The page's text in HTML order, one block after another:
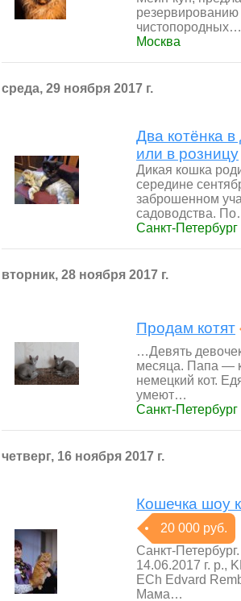
чистопородных…
Москва
среда, 29 ноября 2017 г.
Два котёнка
или в розницу
Дикая кошка
середине
заброшенном
садоводства.
Санкт-
вторник, 28 ноября 2017 г.
Продам котят
…Девять
месяца. Папа —
немецкий кот.
умеют…
Санкт-Петербург
четверг, 16 ноября 2017 г.
Кошечка шоу
20 000 руб.
Санкт-
14.06.2017 г. р.,
ECh Edvard
Мама…